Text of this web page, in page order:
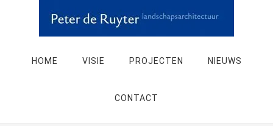
HOME VISIE PROJECTEN NIEUWS
CONTACT